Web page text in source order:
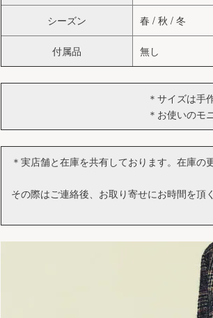
シーズン 春 / 秋 / 冬
付属品 無し
＊サイズは手
＊お使いのモ
＊実店舗と在庫を共有しております。在庫
その際はご連絡後、お取り寄せにお時間を